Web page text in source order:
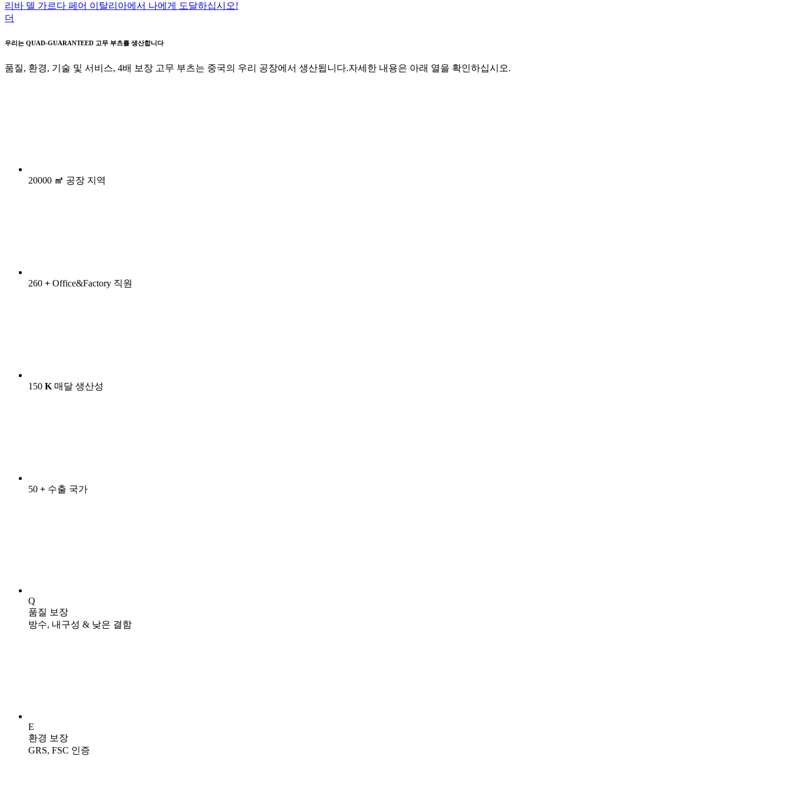
리바 델 가르다 페어 이탈리아에서 나에게 도달하십시오!
더
우리는 QUAD-GUARANTEED 고무 부츠를 생산합니다
품질, 환경, 기술 및 서비스, 4배 보장 고무 부츠는 중국의 우리 공장에서 생산됩니다.자세한 내용은 아래 열을 확인하십시오.
20000 ㎡ 공장 지역
260 + Office&Factory 직원
150 K 매달 생산성
50 + 수출 국가
Q
품질 보장
방수, 내구성 & 낮은 결함
E
환경 보장
GRS, FSC 인증